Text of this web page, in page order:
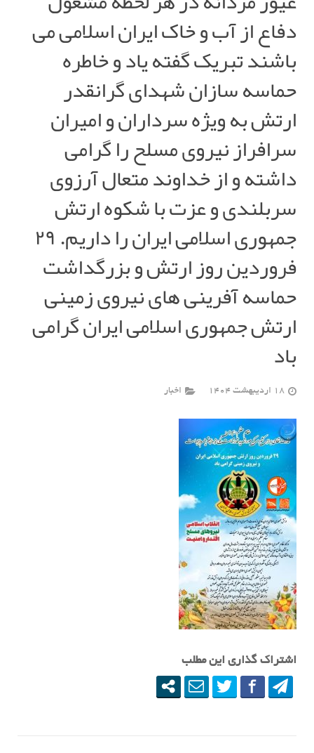
دفاع از آب و خاک ایران اسلامی می
باشند تبریک گفته یاد و خاطره
حماسه سازان شهدای گرانقدر
ارتش به ویژه سرداران و امیران
سرافراز نیروی مسلح را گرامی
داشته و از خداوند متعال آرزوی
سربلندی و عزت با شکوه ارتش
جمهوری اسلامی ایران را داریم. ۲۹
فروردین روز ارتش و بزرگداشت
حماسه آفرینی های نیروی زمینی
ارتش جمهوری اسلامی ایران گرامی
باد
18 اردیبهشت 1404 اخبار
اشتراک گذاری این مطلب